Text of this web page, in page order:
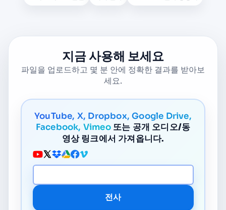
지금 사용해 보세요
파일을 업로드하고 몇 분 안에 정확한 결과를 받아보
세요.
YouTube, X, Dropbox, Google Drive,
Facebook, Vimeo또는 공개 오디오/동
영상 링크에서 가져옵니다.
미디어 URL
전사